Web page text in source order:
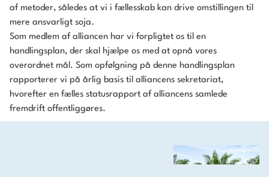
af metoder, således at vi i fællesskab kan drive omstillingen til
mere ansvarligt soja.
Som medlem af alliancen har vi forpligtet os til en
handlingsplan, der skal hjælpe os med at opnå vores
overordnet mål. Som opfølgning på denne handlingsplan
rapporterer vi på årlig basis til alliancens sekretariat,
hvorefter en fælles statusrapport af alliancens samlede
fremdrift offentliggøres.